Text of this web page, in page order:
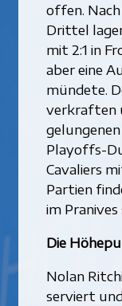
offen.
Drittel
mit 2:1 in
aber eine
mündete.
verkraften
Playoffs-
Cavaliers
Partien
im
Die
Nolan
serviert